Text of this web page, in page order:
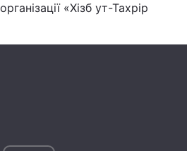
Інциденти«Хізб ут-Тахрір